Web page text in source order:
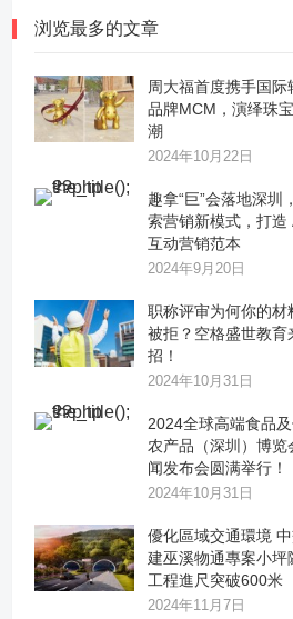
浏览最多的文章
周大福首度携手国际
品牌MCM，演绎珠
潮
2024年10月22日
趣拿“巨”会落地深圳
索营销新模式，打造
互动营销范本
2024年9月20日
职称评审为何你的材
被拒？空格盛世教育
招！
2024年10月31日
2024全球高端食品
农产品（深圳）博览
闻发布会圆满举行！
2024年10月31日
優化區域交通環境
建巫溪物通專案小坪
工程進尺突破600米
2024年11月7日